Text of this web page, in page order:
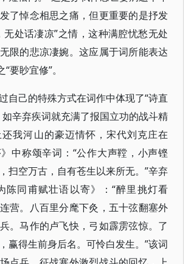
了悼念相思之痛，但更重要的是抒发
无处话凄凉”之情，这种满腔忧愁无处
限的悲凉凄婉。这应属于词所能表达
要眇宜修”。
自己的特殊方式在词作中体现了“诗直
如辛弃疾词就充满了报国立功的战斗精
我河山的豪迈情怀，宋代刘克庄在
》中称颂辛词：“公作大声鞺，小声铿
扫空万古，自有苍生以来所无。”辛弃
陈同甫赋壮语以寄》：“醉里挑灯看
营。八百里分麾下灸，五十弦翻塞外
。马作的卢飞快，弓如霹雳弦惊。了
赢得生前身后名。可怜白发生。”该词